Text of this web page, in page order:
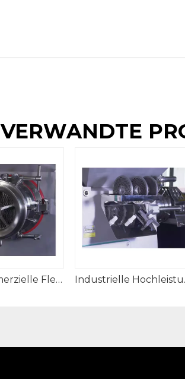
VERWANDTE
Beste kommerzielle Fleischwolfmaschine